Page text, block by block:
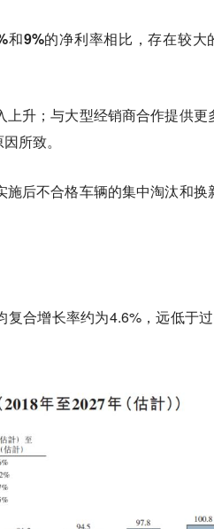
和9%的净利率相比，存在较大
升；与大型经销商合作提供更
所致。
后不合格车辆的集中淘汰和换
合增长率约为4.6%，远低于